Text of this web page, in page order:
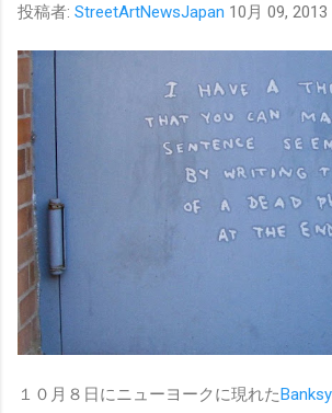
投稿者: StreetArtNewsJapan 10月 09, 2013
１０月８日にニューヨークに現れた Banksy